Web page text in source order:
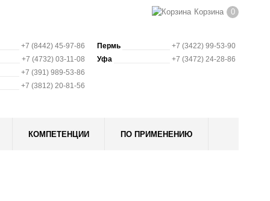
Корзина 0
+7 (8442) 45-97-86
+7 (4732) 03-11-08
+7 (391) 989-53-86
+7 (3812) 20-81-56
Пермь
+7 (3422) 99-53-90
Уфа
+7 (3472) 24-28-86
КОМПЕТЕНЦИИ ПО ПРИМЕНЕНИЮ